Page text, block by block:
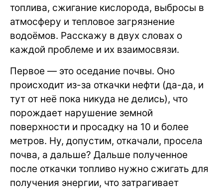
топлива, сжигание кислорода, выбросы в
атмосферу и тепловое загрязнение
водоёмов. Расскажу в двух словах о
каждой проблеме и их взаимосвязи.
Первое — это оседание почвы. Оно
происходит из-за откачки нефти (да-да, и
тут от неё пока никуда не делись), что
порождает нарушение земной
поверхности и просадку на 10 и более
метров. Ну, допустим, откачали, просела
почва, а дальше? Дальше полученное
после откачки топливо нужно сжигать для
получения энергии, что затрагивает